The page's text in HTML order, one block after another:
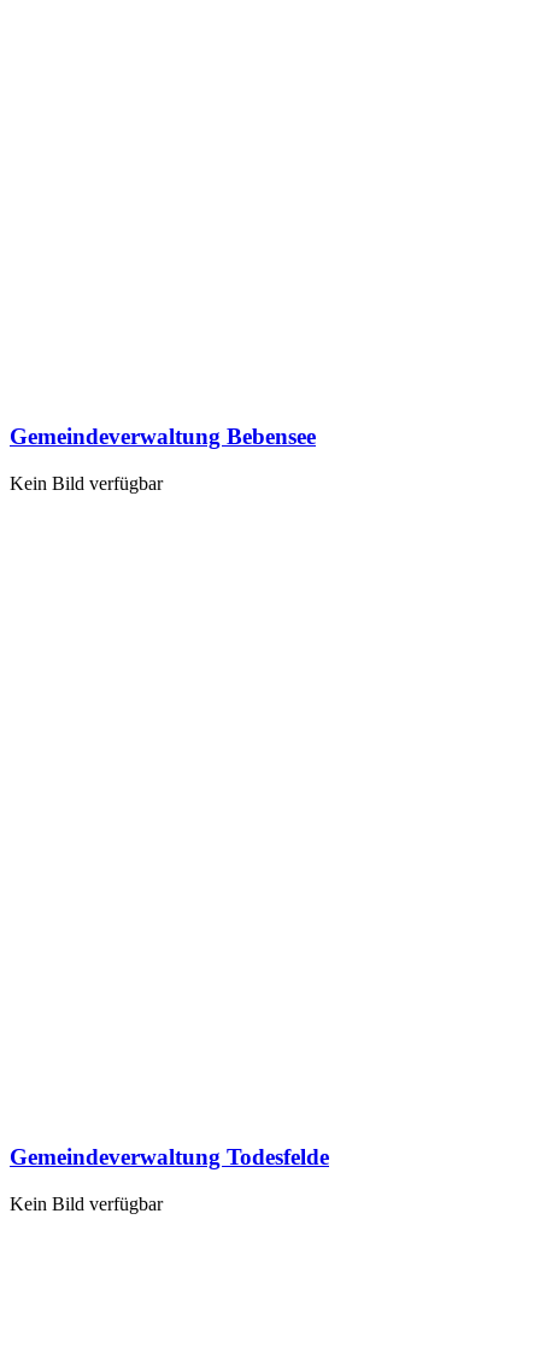
Gemeindeverwaltung Bebensee
Kein Bild verfügbar
Gemeindeverwaltung Todesfelde
Kein Bild verfügbar